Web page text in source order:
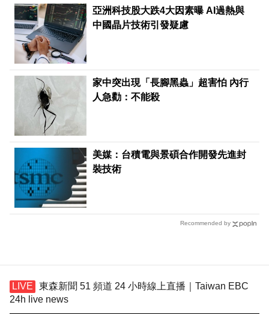
亞洲科技股大跌4大因素曝 AI過熱與
中國晶片技術引發疑慮
家中突出現「長腳黑蟲」超害怕 內行
人急勸：不能殺
美媒：台積電與景碩合作開發先進封
裝技術
Recommended by
東森新聞 51 頻道 24 小時線上直播｜Taiwan EBC
24h live news